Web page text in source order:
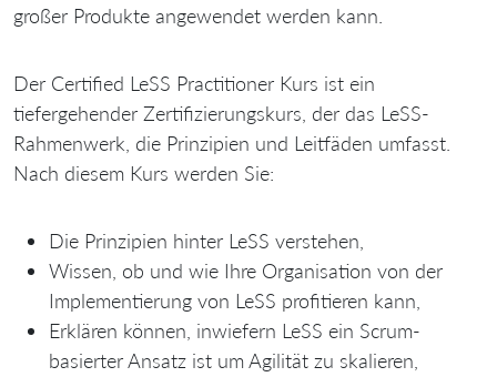
großer Produkte angewendet werden kann.
Der Certified LeSS Practitioner Kurs ist ein
tiefergehender Zertifizierungskurs, der das LeSS-
Rahmenwerk, die Prinzipien und Leitfäden umfasst.
Nach diesem Kurs werden Sie:
Die Prinzipien hinter LeSS verstehen,
Wissen, ob und wie Ihre Organisation von der
Implementierung von LeSS profitieren kann,
Erklären können, inwiefern LeSS ein Scrum-
basierter Ansatz ist um Agilität zu skalieren,